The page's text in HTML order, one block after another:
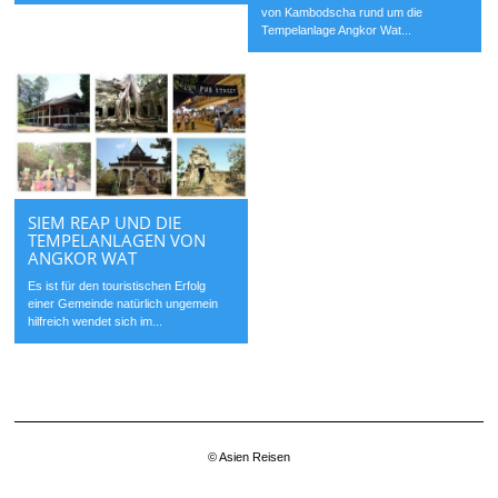
von Kambodscha rund um die
Tempelanlage Angkor Wat...
SIEM REAP UND DIE
TEMPELANLAGEN VON
ANGKOR WAT
Es ist für den touristischen Erfolg
einer Gemeinde natürlich ungemein
hilfreich wendet sich im...
© Asien Reisen